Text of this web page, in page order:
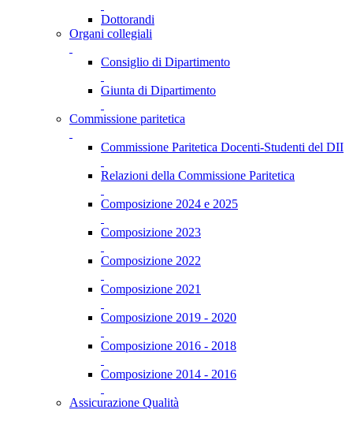
Dottorandi
Organi collegiali
Consiglio di Dipartimento
Giunta di Dipartimento
Commissione paritetica
Commissione Paritetica Docenti-Studenti del DII
Relazioni della Commissione Paritetica
Composizione 2024 e 2025
Composizione 2023
Composizione 2022
Composizione 2021
Composizione 2019 - 2020
Composizione 2016 - 2018
Composizione 2014 - 2016
Assicurazione Qualità